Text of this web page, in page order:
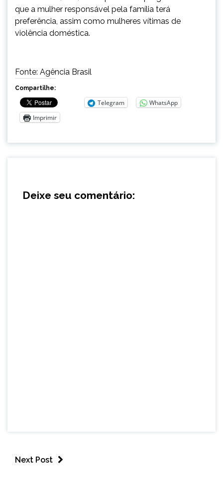
que a mulher responsável pela família terá
preferência, assim como mulheres vítimas de
violência doméstica.
Fonte: Agência Brasil
Compartilhe:
Telegram
WhatsApp
Imprimir
Deixe seu comentário:
Next Post